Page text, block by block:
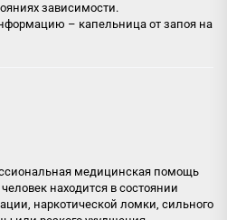
зависимости.
– капельница от запоя на
медицинская помощь
находится в состоянии
наркотической ломки, сильного